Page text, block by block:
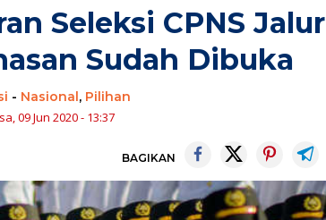
Seleksi CPNS Jalur
Sudah Dibuka
- Nasional, Pilihan
09 Jun 2020 - 13:37
BAGIKAN